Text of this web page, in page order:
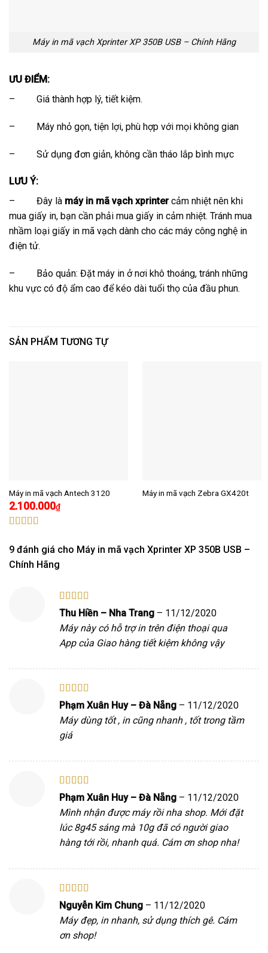
Máy in mã vạch Xprinter XP 350B USB – Chính Hãng
ƯU ĐIỂM:
– Giá thành hợp lý, tiết kiệm.
– Máy nhỏ gọn, tiện lợi, phù hợp với mọi không gian
– Sử dụng đơn giản, không cần tháo lắp bình mực
LƯU Ý:
– Đây là máy in mã vạch xprintercảm nhiệt nên khi
mua giấy in, bạn cần phải mua giấy in cảm nhiệt. Tránh mua
nhầm loại giấy in mã vạch dành cho các máy công nghệ in
điện tử.
– Bảo quản: Đặt máy in ở nơi khô thoáng, tránh những
khu vực có độ ẩm cao để kéo dài tuổi thọ của đầu phun.
SẢN PHẨM TƯƠNG TỰ
Máy in mã vạch Antech 3120
2.100.000₫
hạng
5.00
5
sao
Máy in mã vạch Zebra GX420t
9 đánh giá cho Máy in mã vạch Xprinter XP 350B USB –
Chính Hãng
Được xếp
hạng55 sao
Thu Hiền – Nha Trang – 11/12/2020
Máy này có hỗ trợ in trên điện thoại qua
App của Giao hàng tiết kiệm không vậy
Được xếp
hạng5 5 sao
Phạm Xuân Huy – Đà Nẵng – 11/12/2020
Máy dùng tốt , in cũng nhanh , tốt trong tầm
giá
Được xếp
hạng5 5 sao
Phạm Xuân Huy – Đà Nẵng – 11/12/2020
Mình nhận được máy rồi nha shop. Mới đặt
lúc 8g45 sáng mà 10g đã có người giao
hàng tới rồi, nhanh quá. Cám ơn shop nha!
Được xếp
hạng55 sao
Nguyễn Kim Chung – 11/12/2020
Máy đẹp, in nhanh, sử dụng thích gê. Cám
ơn shop!